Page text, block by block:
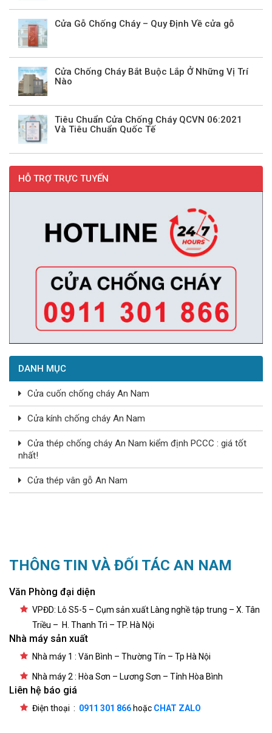
Cửa Gỗ Chống Cháy – Quy Định Về cửa gỗ
Cửa Chống Cháy Bắt Buộc Lắp Ở Những Vị Trí
Nào
Tiêu Chuẩn Cửa Chống Cháy QCVN 06:2021
Và Tiêu Chuẩn Quốc Tế
HỖ TRỢ TRỰC TUYẾN
DANH MỤC
Cửa cuốn chống cháy An Nam
Cửa kính chống cháy An Nam
Cửa thép chống cháy An Nam kiểm định PCCC : giá tốt
nhất!
Cửa thép vân gỗ An Nam
THÔNG TIN VÀ ĐỐI TÁC AN NAM
Văn Phòng đại diện
VPĐD: Lô S5-5 – Cụm sản xuất Làng nghề tập trung – X. Tân
Triều – H. Thanh Trì – TP. Hà Nội
Nhà máy sản xuất
Nhà máy 1 : Văn Bình – Thường Tín – Tp Hà Nội
Nhà máy 2 : Hòa Sơn – Lương Sơn – Tỉnh Hòa Bình
Liên hệ báo giá
Điện thoại : 0911 301 866 hoặc CHAT ZALO